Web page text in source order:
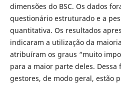
dimensões do BSC. Os dados
questionário estruturado e a
quantitativa. Os resultados
indicaram a utilização da
atribuíram os graus “muito
para a maior parte deles. Dessa
gestores, de modo geral, estão